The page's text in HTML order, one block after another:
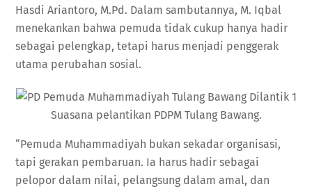
Hasdi Ariantoro, M.Pd. Dalam sambutannya, M. Iqbal
menekankan bahwa pemuda tidak cukup hanya hadir
sebagai pelengkap, tetapi harus menjadi penggerak
utama perubahan sosial.
Suasana pelantikan PDPM Tulang Bawang.
“Pemuda Muhammadiyah bukan sekadar organisasi,
tapi gerakan pembaruan. Ia harus hadir sebagai
pelopor dalam nilai, pelangsung dalam amal, dan